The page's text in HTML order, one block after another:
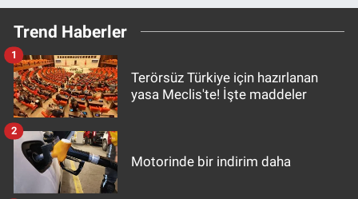
Trend Haberler
Terörsüz Türkiye için hazırlanan
yasa Meclis'te! İşte maddeler
1
Motorinde bir indirim daha
2